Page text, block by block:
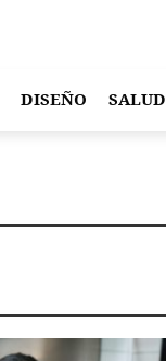
DISEÑO SALUD